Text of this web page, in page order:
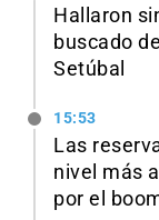
Hallaron
buscado
Setúbal
15:53
Las
nivel más
por el